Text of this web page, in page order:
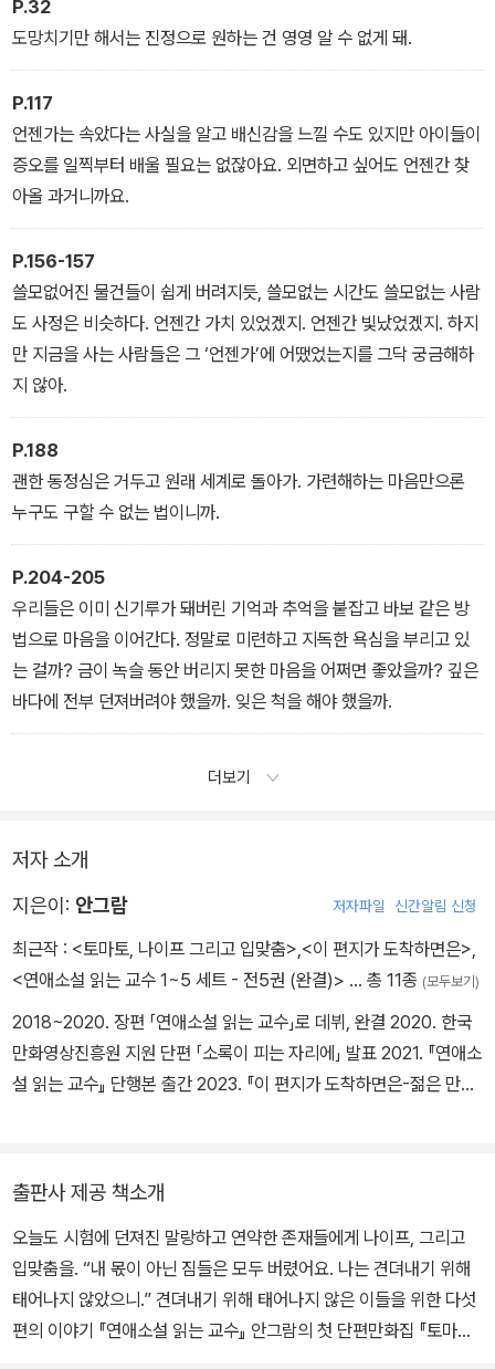
P.32
도망치기만 해서는 진정으로 원하는 건 영영 알 수 없게 돼.
P.117
언젠가는 속았다는 사실을 알고 배신감을 느낄 수도 있지만 아이들이
증오를 일찍부터 배울 필요는 없잖아요. 외면하고 싶어도 언젠간 찾
아올 과거니까요.
P.156-157
쓸모없어진 물건들이 쉽게 버려지듯, 쓸모없는 시간도 쓸모없는 사람
도 사정은 비슷하다. 언젠간 가치 있었겠지. 언젠간 빛났었겠지. 하지
만 지금을 사는 사람들은 그 ‘언젠가’에 어땠었는지를 그닥 궁금해하
지 않아.
P.188
괜한 동정심은 거두고 원래 세계로 돌아가. 가련해하는 마음만으론
누구도 구할 수 없는 법이니까.
P.204-205
우리들은 이미 신기루가 돼버린 기억과 추억을 붙잡고 바보 같은 방
법으로 마음을 이어간다. 정말로 미련하고 지독한 욕심을 부리고 있
는 걸까? 금이 녹슬 동안 버리지 못한 마음을 어쩌면 좋았을까? 깊은
바다에 전부 던져버려야 했을까. 잊은 척을 해야 했을까.
더보기
저자 소개
지은이: 안그람 저자파일 신간알림 신청
최근작 : <토마토, 나이프 그리고 입맞춤>,<이 편지가 도착하면은>,
<연애소설 읽는 교수 1~5 세트 - 전5권 (완결)> … 총 11종 (모두보기)
2018~2020. 장편 「연애소설 읽는 교수」로 데뷔, 완결 2020. 한국
만화영상진흥원 지원 단편 「소록이 피는 자리에」 발표 2021. 『연애소
설 읽는 교수』 단행본 출간 2023. 『이 편지가 도착하면은-젊은 만화
위터 @an_gram_gram 인스타그램 @angramgram
출판사 제공 책소개
오늘도 시험에 던져진 말랑하고 연약한 존재들에게 나이프, 그리고
입맞춤을. “내 몫이 아닌 짐들은 모두 버렸어요. 나는 견뎌내기 위해
태어나지 않았으니.” 견뎌내기 위해 태어나지 않은 이들을 위한 다섯
편의 이야기 『연애소설 읽는 교수』 안그람의 첫 단편만화집 『토마토,